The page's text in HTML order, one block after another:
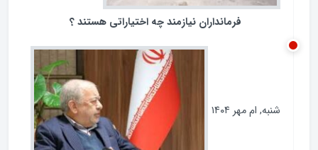
فرمانداران نیازمند چه اختیاراتی هستند ؟